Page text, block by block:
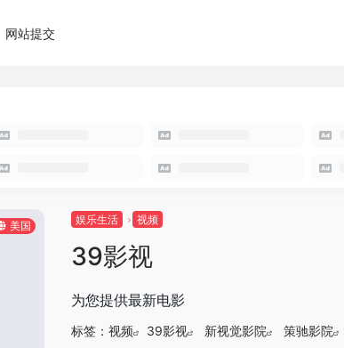
网站提交
美国 娱乐生活 视频
39影视
为您提供最新电影
标签： 视频 39影视 新视觉影院 策驰影院